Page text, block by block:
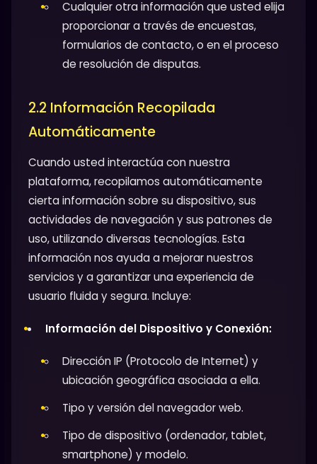
Cualquier otra información que usted elija
proporcionar a través de encuestas,
formularios de contacto, o en el proceso
de resolución de disputas.
2.2 Información Recopilada
Automáticamente
Cuando usted interactúa con nuestra
plataforma, recopilamos automáticamente
cierta información sobre su dispositivo, sus
actividades de navegación y sus patrones de
uso, utilizando diversas tecnologías. Esta
información nos ayuda a mejorar nuestros
servicios y a garantizar una experiencia de
usuario fluida y segura. Incluye:
Información del Dispositivo y Conexión:
Dirección IP (Protocolo de Internet) y
ubicación geográfica asociada a ella.
Tipo y versión del navegador web.
Tipo de dispositivo (ordenador, tablet,
smartphone) y modelo.